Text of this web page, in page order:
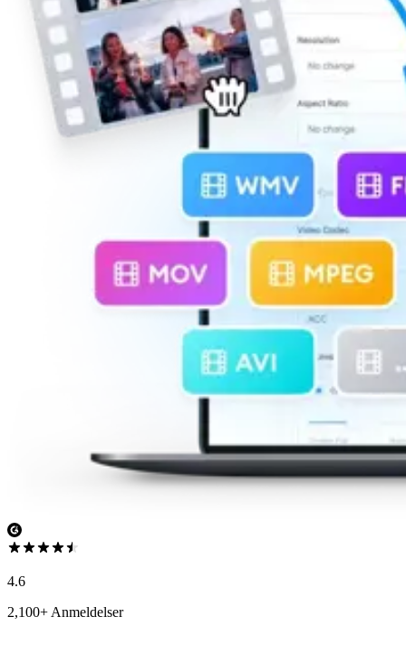
4.6
2,100+ Anmeldelser